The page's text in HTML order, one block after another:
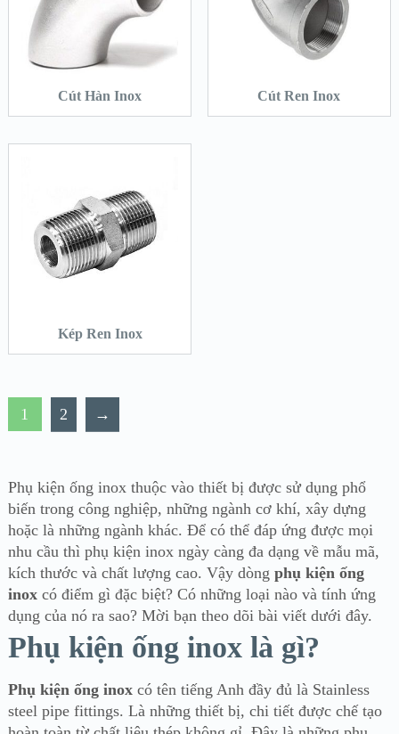
Cút Hàn Inox Cút Ren Inox
Kép Ren Inox
1 2 →
Phụ kiện ống inox thuộc vào thiết bị được sử dụng phổ
biến trong công nghiệp, những ngành cơ khí, xây dựng
hoặc là những ngành khác. Để có thể đáp ứng được mọi
nhu cầu thì phụ kiện inox ngày càng đa dạng về mẫu mã,
kích thước và chất lượng cao. Vậy dòng phụ kiện ống
inoxcó điểm gì đặc biệt? Có những loại nào và tính ứng
dụng của nó ra sao? Mời bạn theo dõi bài viết dưới đây.
Phụ kiện ống inox là gì?
Phụ kiện ống inox có tên tiếng Anh đầy đủ là Stainless
steel pipe fittings. Là những thiết bị, chi tiết được chế tạo